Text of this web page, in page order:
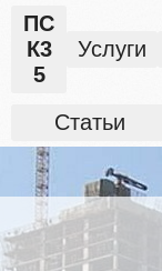
ПС
К3
5
Услуги
Статьи